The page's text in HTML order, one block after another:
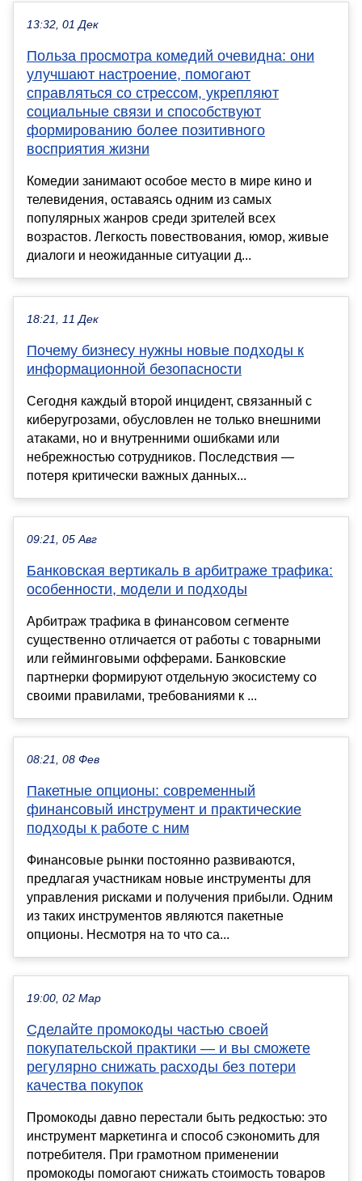
13:32, 01 Дек
Польза просмотра комедий очевидна: они
улучшают настроение, помогают
справляться со стрессом, укрепляют
социальные связи и способствуют
формированию более позитивного
восприятия жизни
Комедии занимают особое место в мире кино и
телевидения, оставаясь одним из самых
популярных жанров среди зрителей всех
возрастов. Легкость повествования, юмор, живые
диалоги и неожиданные ситуации д...
18:21, 11 Дек
Почему бизнесу нужны новые подходы к
информационной безопасности
Сегодня каждый второй инцидент, связанный с
киберугрозами, обусловлен не только внешними
атаками, но и внутренними ошибками или
небрежностью сотрудников. Последствия —
потеря критически важных данных...
09:21, 05 Авг
Банковская вертикаль в арбитраже трафика:
особенности, модели и подходы
Арбитраж трафика в финансовом сегменте
существенно отличается от работы с товарными
или гейминговыми офферами. Банковские
партнерки формируют отдельную экосистему со
своими правилами, требованиями к ...
08:21, 08 Фев
Пакетные опционы: современный
финансовый инструмент и практические
подходы к работе с ним
Финансовые рынки постоянно развиваются,
предлагая участникам новые инструменты для
управления рисками и получения прибыли. Одним
из таких инструментов являются пакетные
опционы. Несмотря на то что са...
19:00, 02 Мар
Сделайте промокоды частью своей
покупательской практики — и вы сможете
регулярно снижать расходы без потери
качества покупок
Промокоды давно перестали быть редкостью: это
инструмент маркетинга и способ сэкономить для
потребителя. При грамотном применении
промокоды помогают снижать стоимость товаров